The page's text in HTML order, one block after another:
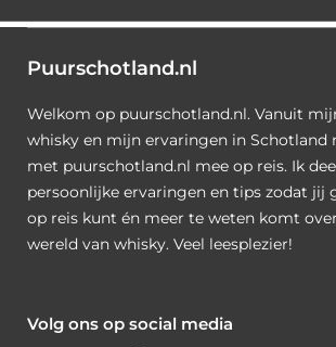
Puurschotland.nl
Welkom op puurschotland.nl. Vanuit
whisky en mijn ervaringen in Schotland
met puurschotland.nl mee op reis. Ik
persoonlijke ervaringen en tips zodat jij
op reis kunt én meer te weten komt
wereld van whisky. Veel leesplezier!
Volg ons op social media